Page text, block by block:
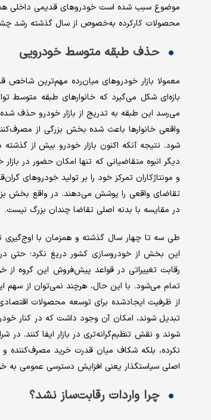
موضوع سبب شده است خودروهای قدیمی داخلی
محصولات کارکرده به‌خصوص از سال گذشته رشد
حذف طبقه متوسط خودرویی
معمولا بازار خودروهای میان‌رده مهم‌ترین
بازه‌ای شکل می‌گیرد که خانوارهای طبقه متوسط
می‌رسد این طبقه به تدریج از بازار خودرو حذف
واقعی خانوارها باعث شده بخش بزرگی از
شود. نتیجه آنکه اکنون بازار خودرو بیش از
دیگر انبوه متقاضیانی که تنها امکان حضور در
و مونتاژکاران تمرکز خود را بر تولید خودروهای
تقاضای واقعی را پوشش می‌دهند. در واقع بخش
در مقایسه با بدنه اصلی تقاضا چندان بزرگ نیست.
طی سه تا چهار سال گذشته و همزمان با اوج‌گیری
این بخش از خودروسازی کشور دریغ نکرد؛ حتی
رقابت تغییراتی در قواعد پیش‌فروش این گروه از
تمام می‌شود. با این حال، هرچند نمی‌توان از
از ظرفیت ایجادشده برای توسعه محصولات اقتصادی
تبدیل شوند، امکان آن وجود داشت که در کنار
شوند و نقش تنظیم‌گرانه‌تری در بازار ایفا کنند.
نکرده، بلکه شکاف میان قدرت خرید مصرف‌کننده
اصلی سیاستگذار یعنی افزایش دسترسی عمومی به
چرا واردات رقابت‌ساز نشد؟